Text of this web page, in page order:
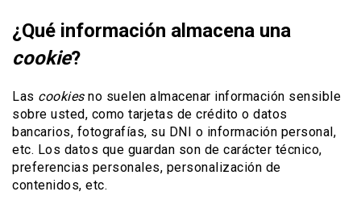
¿Qué información almacena una
cookie?
Las cookiesno suelen almacenar información sensible
sobre usted, como tarjetas de crédito o datos
bancarios, fotografías, su DNI o información personal,
etc. Los datos que guardan son de carácter técnico,
preferencias personales, personalización de
contenidos, etc.